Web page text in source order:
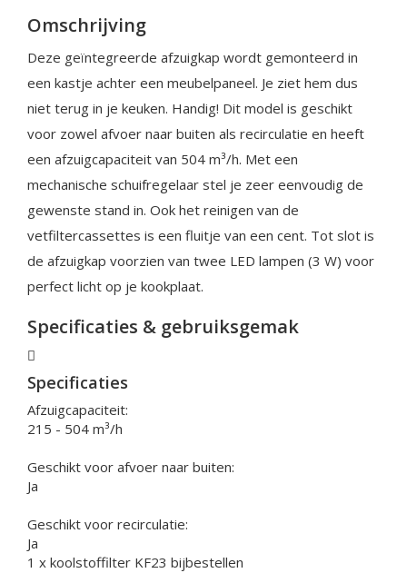
Omschrijving
Deze geïntegreerde afzuigkap wordt gemonteerd in
een kastje achter een meubelpaneel. Je ziet hem dus
niet terug in je keuken. Handig! Dit model is geschikt
voor zowel afvoer naar buiten als recirculatie en heeft
een afzuigcapaciteit van 504 m³/h. Met een
mechanische schuifregelaar stel je zeer eenvoudig de
gewenste stand in. Ook het reinigen van de
vetfiltercassettes is een fluitje van een cent. Tot slot is
de afzuigkap voorzien van twee LED lampen (3 W) voor
perfect licht op je kookplaat.
Specificaties & gebruiksgemak
Specificaties
Afzuigcapaciteit:
215 - 504 m³/h
Geschikt voor afvoer naar buiten:
Ja
Geschikt voor recirculatie:
Ja
1 x koolstoffilter KF23 bijbestellen